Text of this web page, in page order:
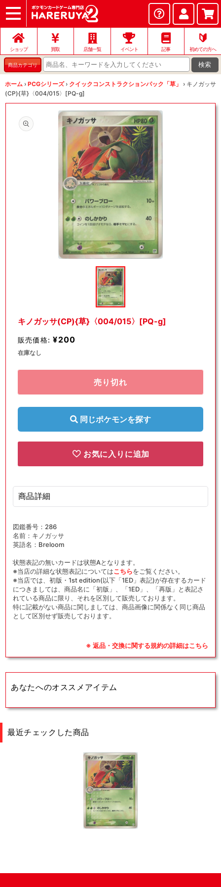
ショップ
店頭買取
ネット買取
店舗一覧
イベント
お問い合わせ
ショップ 買取 店舗一覧 イベント 記事
🔰
初めての方へ
商品カテゴリ 検索
ホーム › PCGシリーズ › クイックコンストラクションパック「草」 › キノガッサ
(CP){草}〈004/015〉[PQ-g]
ィ
(1)
を
キノガッサ(CP){草}〈004/015〉[PQ-g]
販売価格: ¥200
在庫なし
売り切れ
同じポケモンを探す
お気に入りに追加
商品詳細
図鑑番号：286
名前：キノガッサ
英語名：Breloom
状態表記の無いカードは状態Aとなります。
※当店の詳細な状態表記についてはこちらをご覧ください。
※当店では、初版・1st edition(以下「1ED」表記)が存在するカード
につきましては、商品名に「初版」、「1ED」、「再版」と表記さ
れている商品に限り、それを区別して販売しております。
特に記載がない商品に関しましては、商品画像に関係なく同じ商品
として区別せず販売しております。
※ 返品・交換に関する規約の詳細はこちら
あなたへのオススメアイテム
最近チェックした商品